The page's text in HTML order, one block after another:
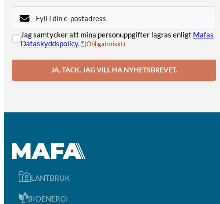
E-
post(Obligatoriskt)
Samtycke(Obligatoriskt)
Jag samtycker att mina personuppgifter lagras enligt Mafas
Dataskyddspolicy. *(Obligatoriskt)
JA, TACK. JAG VILL HA NYHETSBREVET.
LANTBRUK
BIOENERGI